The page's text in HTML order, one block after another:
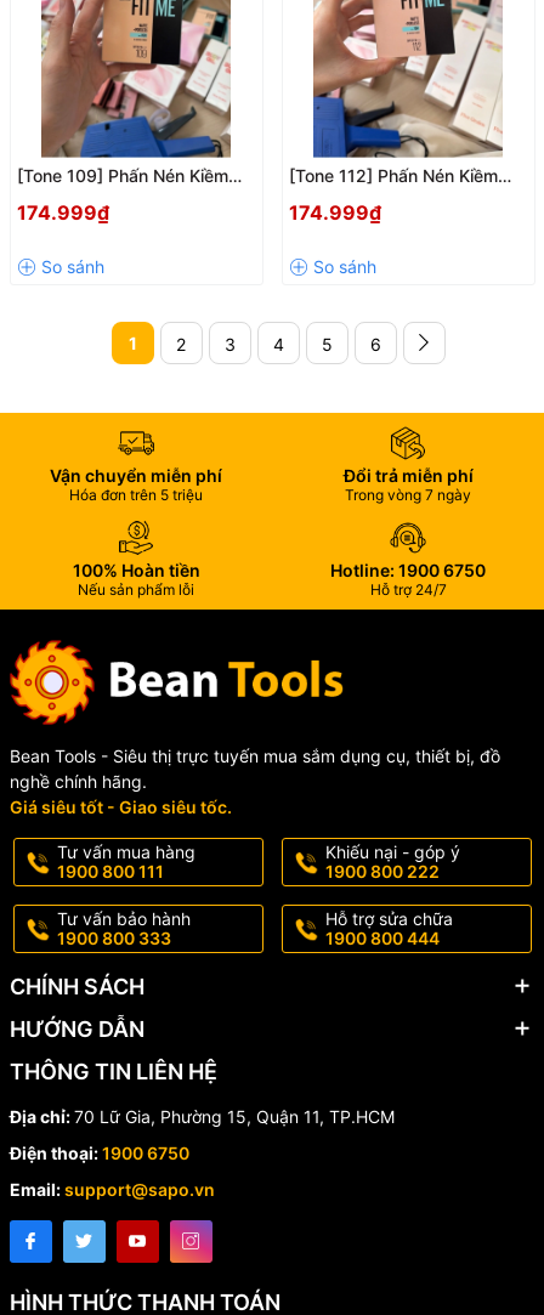
[Tone 109] Phấn Nén Kiềm
174.999₫
[Tone 112] Phấn Nén Kiềm
174.999₫
1 2 3 4 5 6
Vận chuyển miễn phí
Hóa đơn trên 5 triệu
Đổi trả miễn phí
Trong vòng 7 ngày
100% Hoàn tiền
Nếu sản phẩm lỗi
Hotline: 1900 6750
Hỗ trợ 24/7
Bean Tools - Siêu thị trực tuyến mua sắm dụng cụ, thiết bị, đồ
nghề chính hãng.
Giá siêu tốt - Giao siêu tốc.
Tư vấn mua hàng
1900 800 111
Khiếu nại - góp ý
1900 800 222
Tư vấn bảo hành
1900 800 333
Hỗ trợ sửa chữa
1900 800 444
CHÍNH SÁCH
HƯỚNG DẪN
THÔNG TIN LIÊN HỆ
Địa chỉ:70 Lữ Gia, Phường 15, Quận 11, TP.HCM
Điện thoại:1900 6750
Email:support@sapo.vn
HÌNH THỨC THANH TOÁN